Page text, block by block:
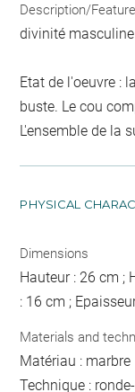
Description/
divinité
Etat de l'oeuvre :
buste. Le cou
L'ensemble de la
PHYSICAL
Dimensions
Hauteur : 26 cm ;
: 16 cm ;
Materials and
Matériau : marbre
Technique :